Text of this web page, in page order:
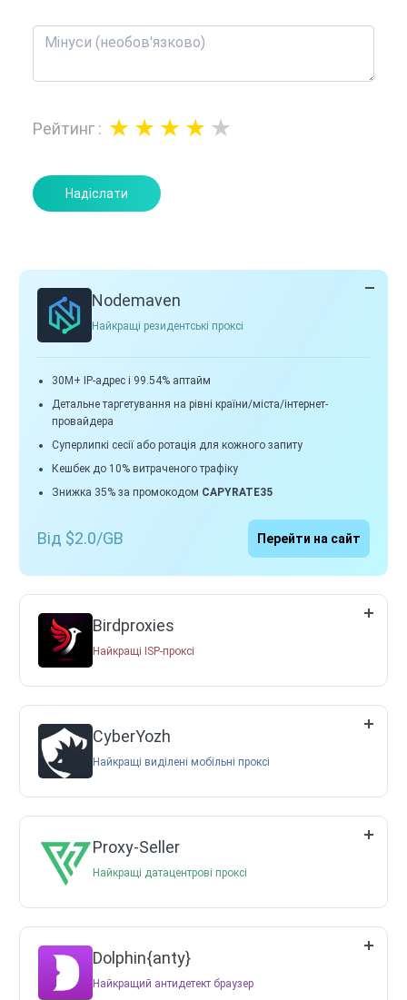
Рейтинг :
Надіслати
Nodemaven
Найкращі резидентські проксі
30M+ IP-адрес і 99.54% аптайм
Детальне таргетування на рівні країни/міста/інтернет-
провайдера
Суперлипкі сесії або ротація для кожного запиту
Кешбек до 10% витраченого трафіку
Знижка 35% за промокодом CAPYRATE35
Від $2.0/GB Перейти на сайт
Birdproxies
Найкращі ISP-проксі
CyberYozh
Найкращі виділені мобільні проксі
Proxy-Seller
Найкращі датацентрові проксі
Dolphin{anty}
Найкращий антидетект браузер